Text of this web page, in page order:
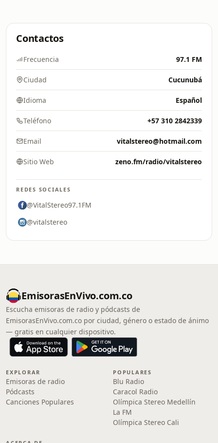
Contactos
Frecuencia 97.1 FM
Ciudad Cucunubá
Idioma Español
Teléfono +57 310 2842339
Email vitalstereo@hotmail.com
Sitio Web zeno.fm/radio/vitalstereo
REDES SOCIALES
@VitalStereo97.1FM
@vitalstereo
EmisorasEnVivo.com.co
Escucha emisoras de radio y pódcasts de
EmisorasEnVivo.com.co por ciudad, género o estado de ánimo
— gratis en cualquier dispositivo.
EXPLORAR
Emisoras de radio
Pódcasts
Canciones Populares
POPULARES
Blu Radio
Caracol Radio
Olímpica Stereo Medellín
La FM
Olímpica Stereo Cali